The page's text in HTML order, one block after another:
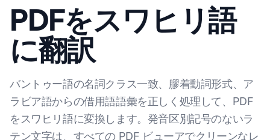
PDFをスワヒリ語
に翻訳
バントゥー語の名詞クラス一致、膠着動詞形式、ア
ラビア語からの借用語語彙を正しく処理して、PDF
をスワヒリ語に変換します。発音区別記号のないラ
テン文字は、すべての PDF ビューアでクリーンなレ